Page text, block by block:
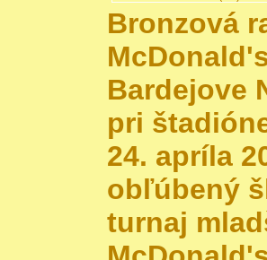
Bronzová
Bardejove
pri
24. apríla
obľúbený
turnaj